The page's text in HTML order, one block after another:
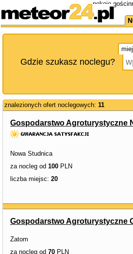
pokoje
Gdzie szukasz noclegu?
znalezionych ofert noclegowych: 11
Gospodarstwo Agroturystyczne
Nowa Studnica
za nocleg od 100 PLN
liczba miejsc: 20
Gospodarstwo Agroturystyczne
Zatom
za nocleg od 70 PLN